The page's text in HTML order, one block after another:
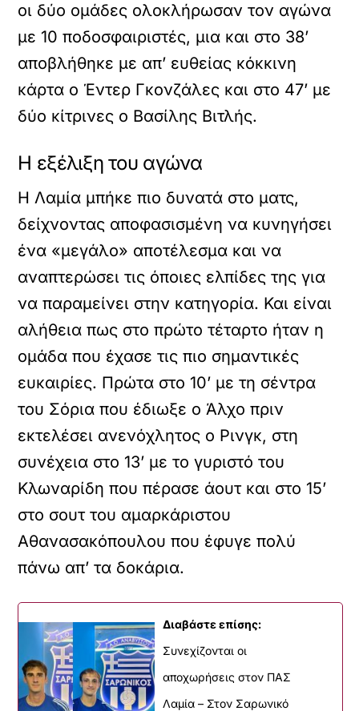
οι δύο ομάδες ολοκλήρωσαν τον αγώνα
με 10 ποδοσφαιριστές, μια και στο 38’
αποβλήθηκε με απ’ ευθείας κόκκινη
κάρτα ο Έντερ Γκονζάλες και στο 47’ με
δύο κίτρινες ο Βασίλης Βιτλής.
Η εξέλιξη του αγώνα
Η Λαμία μπήκε πιο δυνατά στο ματς,
δείχνοντας αποφασισμένη να κυνηγήσει
ένα «μεγάλο» αποτέλεσμα και να
αναπτερώσει τις όποιες ελπίδες της για
να παραμείνει στην κατηγορία. Και είναι
αλήθεια πως στο πρώτο τέταρτο ήταν η
ομάδα που έχασε τις πιο σημαντικές
ευκαιρίες. Πρώτα στο 10’ με τη σέντρα
του Σόρια που έδιωξε ο Άλχο πριν
εκτελέσει ανενόχλητος ο Ρινγκ, στη
συνέχεια στο 13’ με το γυριστό του
Κλωναρίδη που πέρασε άουτ και στο 15’
στο σουτ του αμαρκάριστου
Αθανασακόπουλου που έφυγε πολύ
πάνω απ’ τα δοκάρια.
Διαβάστε επίσης:
Συνεχίζονται οι
αποχωρήσεις στον ΠΑΣ
Λαμία – Στον Σαρωνικό